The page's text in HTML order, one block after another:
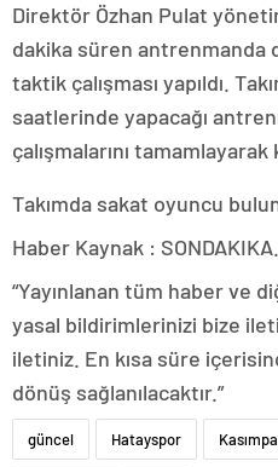
Direktör Özhan Pulat
dakika süren antrenmanda
taktik çalışması yapıldı.
saatlerinde yapacağı
çalışmalarını
Takımda sakat oyuncu
Haber Kaynak :
“Yayınlanan tüm haber ve
yasal bildirimlerinizi bize
iletiniz. En kısa süre
dönüş sağlanılacaktır.”
güncel Hatayspor